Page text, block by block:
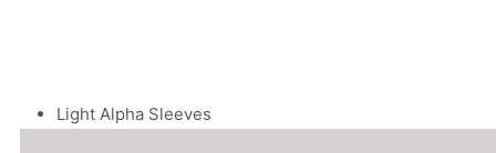
Light Alpha Sleeves